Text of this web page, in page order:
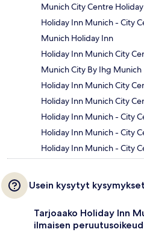
Munich City Centre
Holiday Inn Munich - City
Munich Holiday Inn
Holiday Inn Munich City
Munich City By Ihg Munich
Holiday Inn Munich City
Holiday Inn Munich City
Holiday Inn Munich - City
Holiday Inn Munich - City
Holiday Inn Munich - City
Usein kysytyt kysymykset
Tarjoaako Holiday Inn
ilmaisen